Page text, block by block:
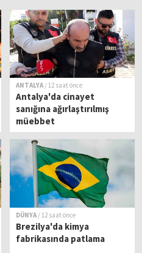
ANTALYA / 12 saat önce
Antalya'da cinayet
sanığına ağırlaştırılmış
müebbet
DÜNYA / 12 saat önce
Brezilya'da kimya
fabrikasında patlama